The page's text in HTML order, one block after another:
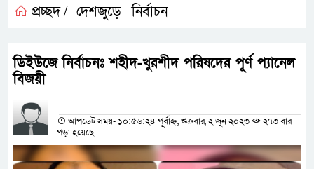
প্রচ্ছদ / দেশজুড়ে ,নির্বাচন
ডিইউজে নির্বাচনঃ শহীদ-খুরশীদ পরিষদের পূর্ণ প্যানেল
বিজয়ী
আপডেট সময়- ১০:৫৬:২৪ পূর্বাহ্ন, শুক্রবার, ২ জুন ২০২৩
২৭৩ বার
পড়া হয়েছে